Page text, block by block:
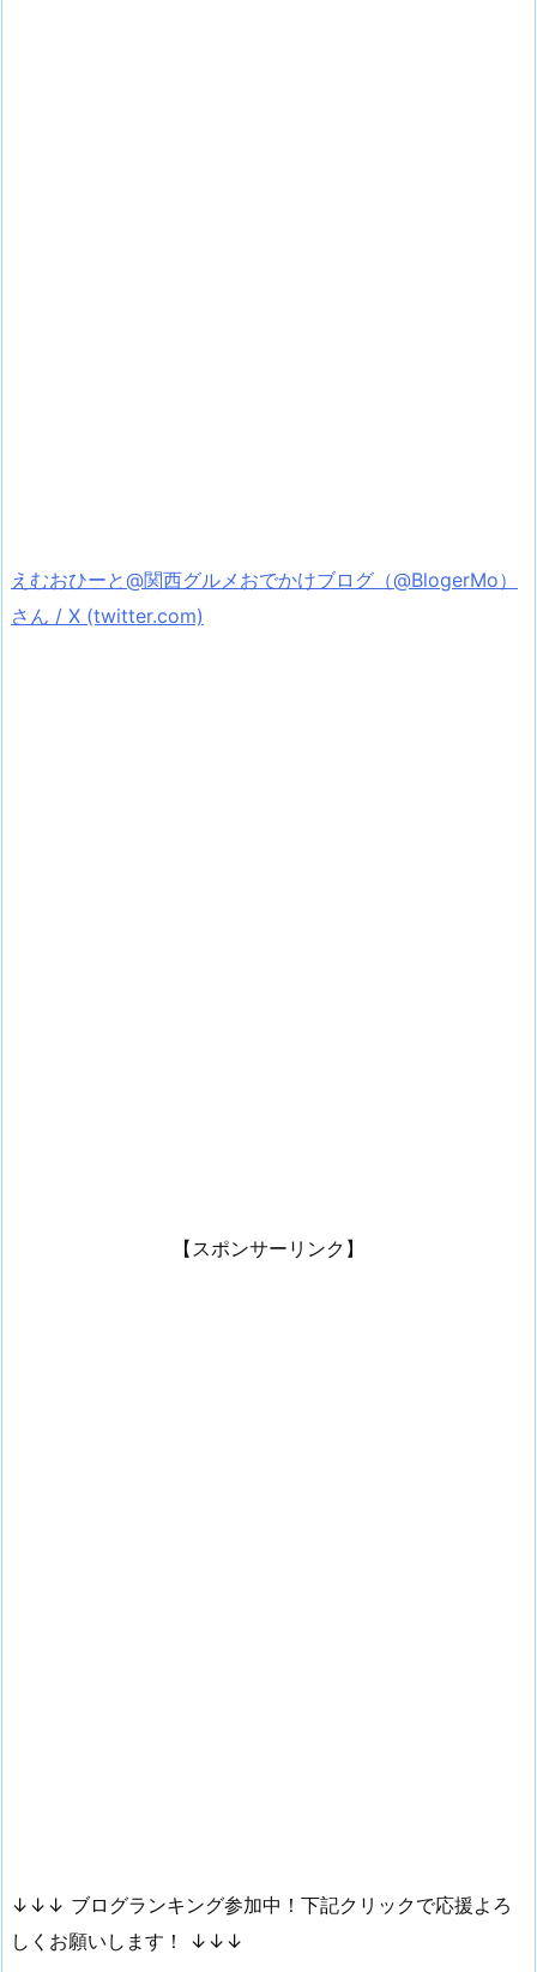
えむおひーと@関西グルメおでかけブログ（@BlogerMo）
さん / X (twitter.com)
【スポンサーリンク】
↓↓↓ ブログランキング参加中！下記クリックで応援よろ
しくお願いします！ ↓↓↓